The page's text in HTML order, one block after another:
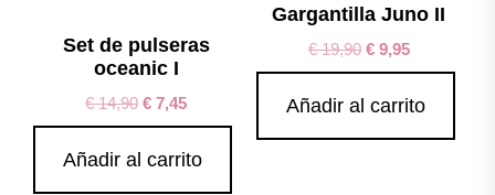
Set de pulseras
oceanic I
€14,90 € 7,45
Añadir al carrito
Gargantilla Juno II
€19,90 €9,95
Añadir al carrito